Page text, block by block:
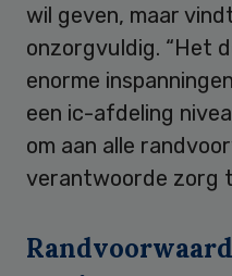
wil geven, maar
onzorgvuldig. “Het
enorme
een ic-afdeling
om aan alle
verantwoorde zorg